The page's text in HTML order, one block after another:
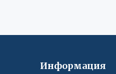
Информация